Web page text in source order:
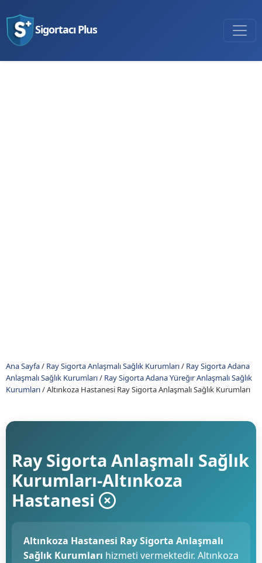
Sigortacı Plus
Ana Sayfa/ Ray Sigorta Anlaşmalı Sağlık Kurumları/ Ray Sigorta Adana
Anlaşmalı Sağlık Kurumları/ Ray Sigorta Adana Yüreğır Anlaşmalı Sağlık
Kurumları/Altınkoza Hastanesi Ray Sigorta Anlaşmalı Sağlık Kurumları
Ray Sigorta Anlaşmalı Sağlık
Kurumları-Altınkoza
Hastanesi
Altınkoza Hastanesi Ray Sigorta Anlaşmalı
Sağlık Kurumları hizmeti vermektedir. Altınkoza